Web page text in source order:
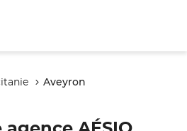
Aveyron